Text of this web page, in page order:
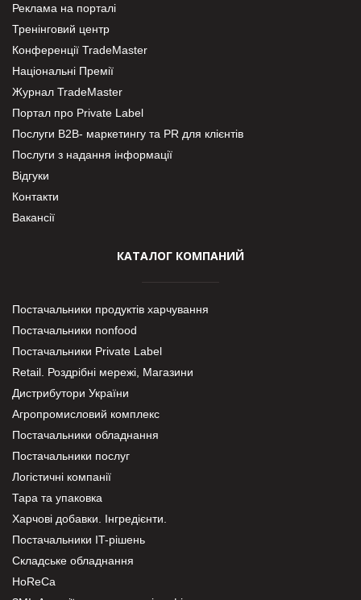
Реклама на порталі
Тренінговий центр
Конференції TradeMaster
Національні Премії
Журнал TradeMaster
Портал про Private Label
Послуги В2В- маркетингу та PR для клієнтів
Послуги з надання інформації
Відгуки
Контакти
Вакансії
КАТАЛОГ КОМПАНИЙ
Постачальники продуктів харчування
Постачальники nonfood
Постачальники Private Label
Retail. Роздрібні мережі, Магазини
Дистрибутори України
Агропромисловий комплекс
Постачальники обладнання
Постачальники послуг
Логістичні компанії
Тара та упаковка
Харчові добавки. Інгредієнти.
Постачальники IT-рішень
Складське обладнання
HoReCa